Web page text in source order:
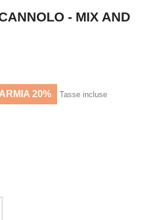
- MIX AND
20% Tasse incluse